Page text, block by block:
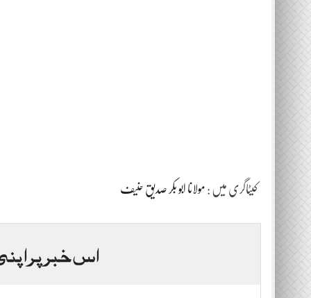
کیٹاگری میں : مولانا ابو بکر صدیق حنیف
اس خبر پر